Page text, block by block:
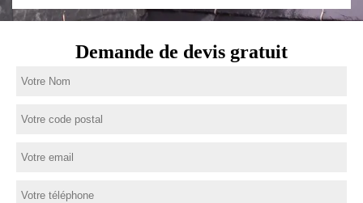
Demande de devis gratuit